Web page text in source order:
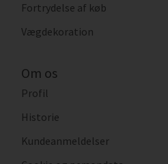
Fortrydelse af køb
Vægdekoration
Om os
Profil
Historie
Kundeanmeldelser